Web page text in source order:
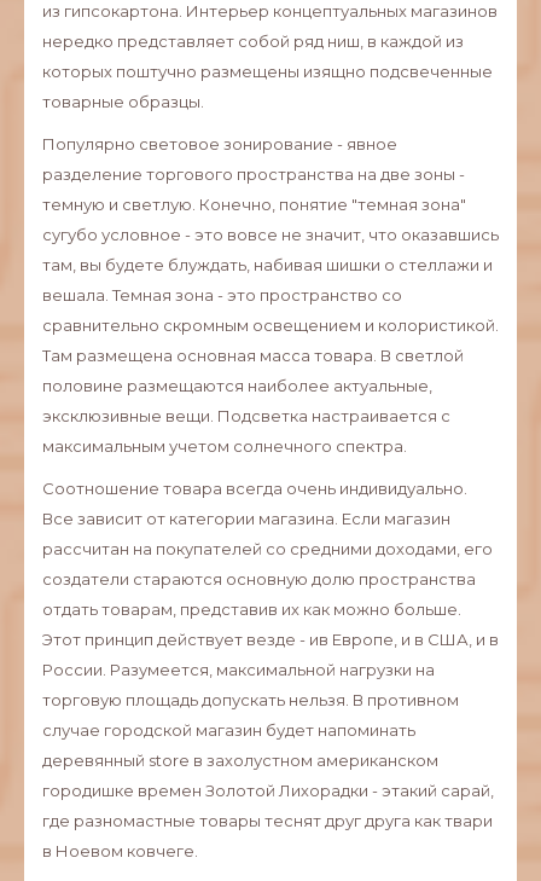
из гипсокартона. Интерьер концептуальных магазинов
нередко представляет собой ряд ниш, в каждой из
которых поштучно размещены изящно подсвеченные
товарные образцы.
Популярно световое зонирование - явное
разделение торгового пространства на две зоны -
темную и светлую. Конечно, понятие "темная зона"
сугубо условное - это вовсе не значит, что оказавшись
там, вы будете блуждать, набивая шишки о стеллажи и
вешала. Темная зона - это пространство со
сравнительно скромным освещением и колористикой.
Там размещена основная масса товара. В светлой
половине размещаются наиболее актуальные,
эксклюзивные вещи. Подсветка настраивается с
максимальным учетом солнечного спектра.
Соотношение товара всегда очень индивидуально.
Все зависит от категории магазина. Если магазин
рассчитан на покупателей со средними доходами, его
создатели стараются основную долю пространства
отдать товарам, представив их как можно больше.
Этот принцип действует везде - ив Европе, и в США, и в
России. Разумеется, максимальной нагрузки на
торговую площадь допускать нельзя. В противном
случае городской магазин будет напоминать
деревянный store в захолустном американском
городишке времен Золотой Лихорадки - этакий сарай,
где разномастные товары теснят друг друга как твари
в Ноевом ковчеге.